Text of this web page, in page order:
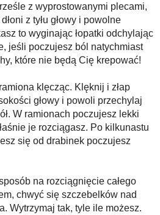
z wyprostowanymi plecami,
z tyłu głowy i powolne
to wyginając łopatki odchylając
jeśli poczujesz ból natychmiast
które nie będą Cię krepować!
klęcząc. Klęknij i złap
głowy i powoli przechylaj
W ramionach poczujesz lekki
je rozciągasz. Po kilkunastu
się od drabinek poczujesz
na rozciągnięcie całego
chwyć się szczebelków nad
Wytrzymaj tak, tyle ile możesz.